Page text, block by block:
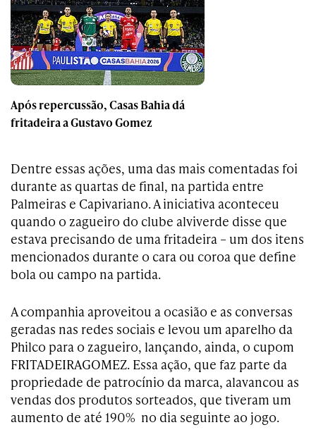
Após repercussão, Casas Bahia dá
fritadeira a Gustavo Gomez
Dentre essas ações, uma das mais comentadas foi
durante as quartas de final, na partida entre
Palmeiras e Capivariano. A iniciativa aconteceu
quando o zagueiro do clube alviverde disse que
estava precisando de uma fritadeira – um dos itens
mencionados durante o cara ou coroa que define
bola ou campo na partida.
A companhia aproveitou a ocasião e as conversas
geradas nas redes sociais e levou um aparelho da
Philco para o zagueiro, lançando, ainda, o cupom
FRITADEIRAGOMEZ. Essa ação, que faz parte da
propriedade de patrocínio da marca, alavancou as
vendas dos produtos sorteados, que tiveram um
aumento de até 190% no dia seguinte ao jogo.